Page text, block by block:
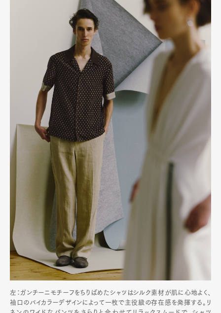
左：ガンチーニモチーフをちりばめたシャツはシルク素材が肌に心地よく、
袖口のバイカラーデザインによって一枚で主役級の存在感を発揮する。リ